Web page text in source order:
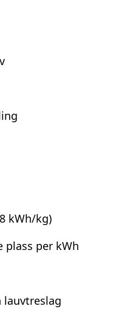
kWh/kg)
per kWh
lauvtreslag